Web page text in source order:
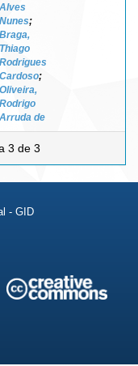
Alves
Nunes;
Braga,
Thiago
Rodrigues
Cardoso;
Oliveira,
Rodrigo
Arruda de
3 de 3
- GID